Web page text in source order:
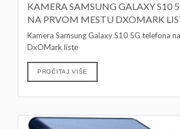
KAMERA SAMSUNG GALAXY S10
NA PRVOM MESTU DXOMARK
Kamera Samsung Galaxy S10 5G telefona
DxOMark liste
PROČITAJ VIŠE